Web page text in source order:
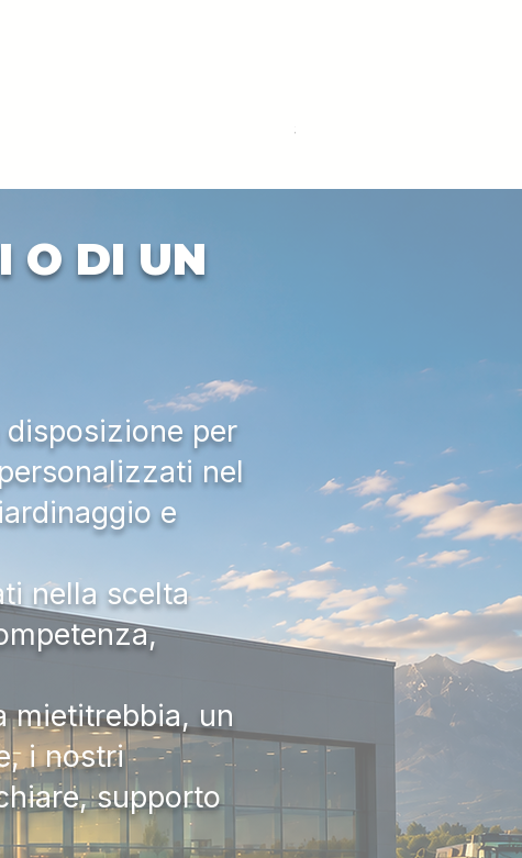
Prezzo
33.000,00 €
O DI UN
per
nel
e
nella scelta
mietitrebbia, un
i nostri
supporto